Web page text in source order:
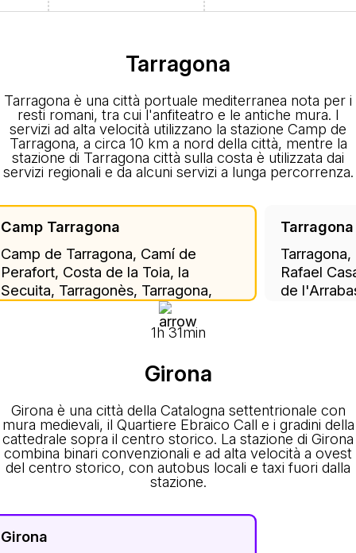
Tarragona
Tarragona è una città portuale mediterranea nota per i
resti romani, tra cui l'anfiteatro e le antiche mura. I
servizi ad alta velocità utilizzano la stazione Camp de
Tarragona, a circa 10 km a nord della città, mentre la
stazione di Tarragona città sulla costa è utilizzata dai
servizi regionali e da alcuni servizi a lunga percorrenza.
Camp Tarragona
Camp de Tarragona, Camí de
Perafort, Costa de la Toia, la
Secuita, Tarragonès, Tarragona,
Rafael
de
1h 31min
Girona
Girona è una città della Catalogna settentrionale con
mura medievali, il Quartiere Ebraico Call e i gradini della
cattedrale sopra il centro storico. La stazione di Girona
combina binari convenzionali e ad alta velocità a ovest
del centro storico, con autobus locali e taxi fuori dalla
stazione.
Girona